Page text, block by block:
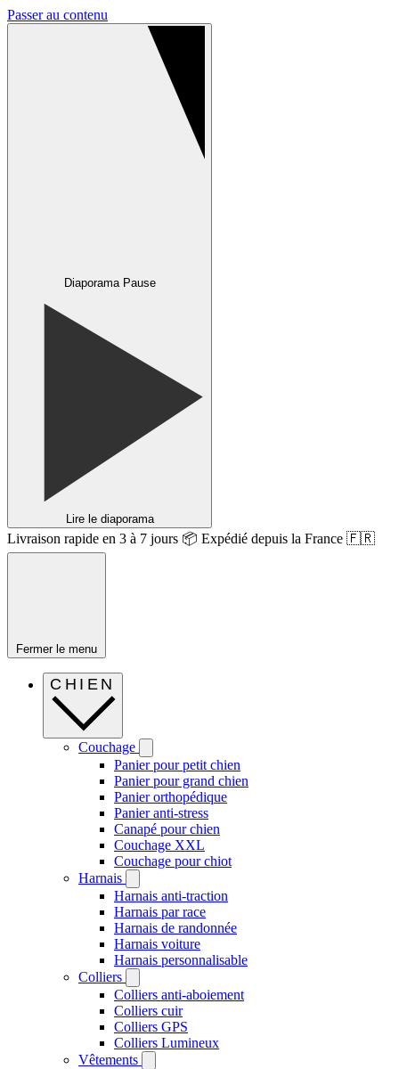
Passer au contenu
Diaporama Pause
Lire le diaporama
Livraison rapide en 3 à 7 jours 📦 Expédié depuis la France 🇫🇷
Fermer le menu
CHIEN
Couchage
Panier pour petit chien
Panier pour grand chien
Panier orthopédique
Panier anti-stress
Canapé pour chien
Couchage XXL
Couchage pour chiot
Harnais
Harnais anti-traction
Harnais par race
Harnais de randonnée
Harnais voiture
Harnais personnalisable
Colliers
Colliers anti-aboiement
Colliers cuir
Colliers GPS
Colliers Lumineux
Vêtements